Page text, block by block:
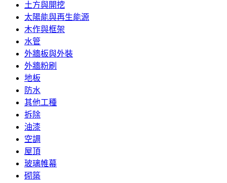
土方與開挖
太陽能與再生能源
木作與框架
水管
外牆板與外裝
外牆粉刷
地板
防水
其他工種
拆除
油漆
空調
屋頂
玻璃帷幕
砌築